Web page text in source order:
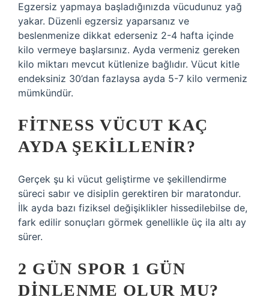
Egzersiz yapmaya başladığınızda vücudunuz yağ
yakar. Düzenli egzersiz yaparsanız ve
beslenmenize dikkat ederseniz 2-4 hafta içinde
kilo vermeye başlarsınız. Ayda vermeniz gereken
kilo miktarı mevcut kütlenize bağlıdır. Vücut kitle
endeksiniz 30’dan fazlaysa ayda 5-7 kilo vermeniz
mümkündür.
FITNESS VÜCUT KAÇ
AYDA ŞEKILLENIR?
Gerçek şu ki vücut geliştirme ve şekillendirme
süreci sabır ve disiplin gerektiren bir maratondur.
İlk ayda bazı fiziksel değişiklikler hissedilebilse de,
fark edilir sonuçları görmek genellikle üç ila altı ay
sürer.
2 GÜN SPOR 1 GÜN
DINLENME OLUR MU?